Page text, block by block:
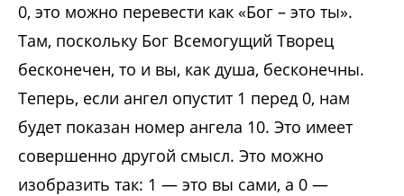
0, это можно перевести как «Бог – это ты».
Там, поскольку Бог Всемогущий Творец
бесконечен, то и вы, как душа, бесконечны.
Теперь, если ангел опустит 1 перед 0, нам
будет показан номер ангела 10. Это имеет
совершенно другой смысл. Это можно
изобразить так: 1 — это вы сами, а 0 —